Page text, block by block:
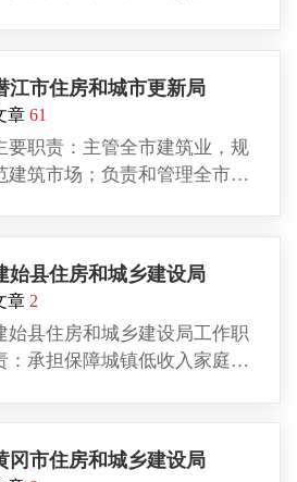
秩序、监督管理房地产市场的
任；监督管理建筑市场、规范
场各方主体行为；组织制定工
建设实施阶段的地方标准；拟
造价的管理制度；指导城市建设
理工作；承担规范和指导村镇
设的责任；承担建设行业稽查
任；承担建筑工程质量安全监
的责任；承担推进建筑节能、
江市住房和城市更新局
章61
要职责：主管全市建筑业，规
建筑市场；负责和管理全市建
、检测和施工安全；负责建筑
装企业、建筑制品企业、室内
建筑装饰装修企业、建设监理
位、工程造价咨询单位的资质
程承包、建筑劳务合作。负责
指导全市城市和村镇建设管
始县住房和城乡建设局
章 2
始县住房和城乡建设局工作职
：承担保障城镇低收入家庭住
地产市场秩序、监督管理房地
冈市住房和城乡建设局